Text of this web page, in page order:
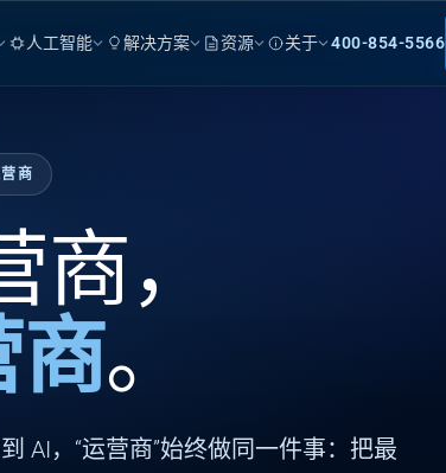
人工智能 解决方案 资源 关于 400-854-5566
商
，
商。
AI，“运营商”始终做同一件事：把最